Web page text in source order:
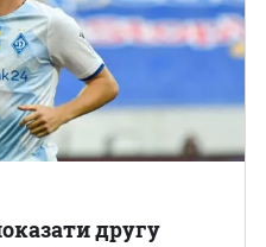
другу